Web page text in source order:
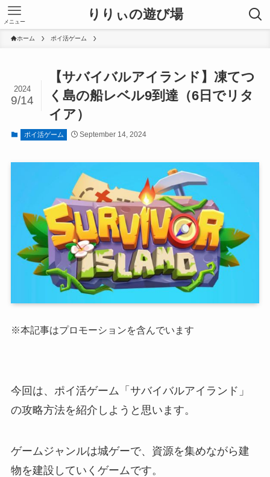
りりぃの遊び場
メニュー
ホーム ポイ活ゲーム
【サバイバルアイランド】凍てつ
く島の船レベル9到達（6日でリタ
イア）
2024
9/14
ポイ活ゲーム September 14, 2024
※本記事はプロモーションを含んでいます
今回は、ポイ活ゲーム「サバイバルアイランド」
の攻略方法を紹介しようと思います。
ゲームジャンルは城ゲーで、資源を集めながら建
物を建設していくゲームです。